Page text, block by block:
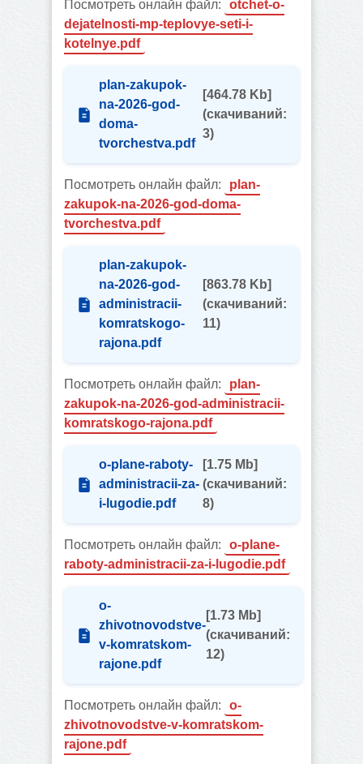
Посмотреть онлайн файл:
otchet-o-
dejatelnosti-mp-teplovye-seti-i-
kotelnye.pdf
plan-zakupok-
na-2026-god-
doma-
tvorchestva.pdf
[464.78 Kb]
(cкачиваний:
3)
Посмотреть онлайн файл:
plan-
zakupok-na-2026-god-doma-
tvorchestva.pdf
plan-zakupok-
na-2026-god-
administracii-
komratskogo-
rajona.pdf
[863.78 Kb]
(cкачиваний:
11)
Посмотреть онлайн файл:
plan-
zakupok-na-2026-god-administracii-
komratskogo-rajona.pdf
o-plane-raboty-
administracii-za-
i-lugodie.pdf
[1.75 Mb]
(cкачиваний:
8)
Посмотреть онлайн файл:
o-plane-
raboty-administracii-za-i-lugodie.pdf
o-
zhivotnovodstve-
v-komratskom-
rajone.pdf
[1.73 Mb]
(cкачиваний:
12)
Посмотреть онлайн файл:
o-
zhivotnovodstve-v-komratskom-
rajone.pdf